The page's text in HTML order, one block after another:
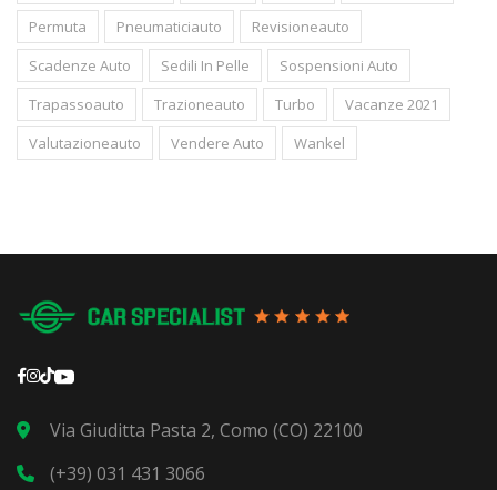
Permuta
Pneumaticiauto
Revisioneauto
Scadenze Auto
Sedili In Pelle
Sospensioni Auto
Trapassoauto
Trazioneauto Turbo
Vacanze 2021
Valutazioneauto
Vendere Auto Wankel
Via Giuditta Pasta 2, Como (CO) 22100
(+39) 031 431 3066